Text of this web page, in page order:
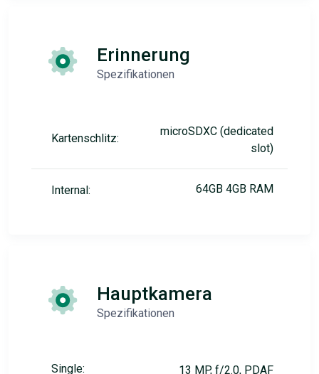
Erinnerung
Spezifikationen
Kartenschlitz:
microSDXC (dedicated
slot)
Internal: 64GB 4GB RAM
Hauptkamera
Spezifikationen
Single: 13 MP, f/2.0, PDAF